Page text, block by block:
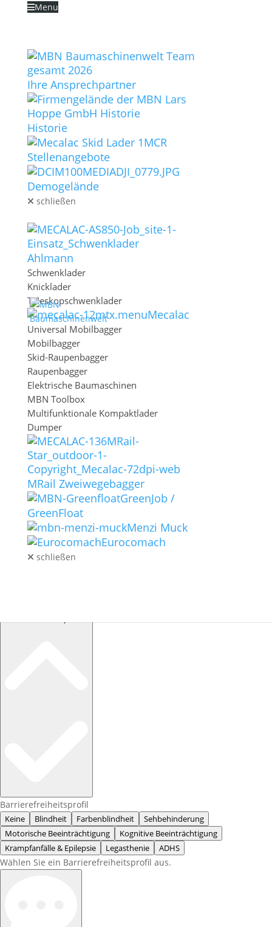
Zum Inhalt überspringen
Schließen Zurücksetzen
Sidebar-Einstellungen
Sidebar-Größe
3 4 5
Sidebar-Position
Rechts
Sidebar ausblenden
Einmal Sitzung
Jetzt ausblenden
Die Sidebar ausblenden, bis die Seite neu
geladen wird.
Barrierefreiheitsprofil
Keine Blindheit Farbenblindheit
Sehbehinderung
Motorische Beeinträchtigung
Kognitive Beeinträchtigung
Krampfanfälle & Epilepsie
Legasthenie ADHS
Wählen Sie ein Barrierefreiheitsprofil aus.
Menu
Ihre Ansprechpartner
Historie
Stellenangebote
Demogelände
schließen
Ahlmann
Schwenklader
Knicklader
Teleskopschwenklader
Mecalac
Universal Mobilbagger
Mobilbagger
Skid-Raupenbagger
Raupenbagger
Elektrische Baumaschinen
MBN Toolbox
Multifunktionale Kompaktlader
Dumper
MRail Zweiwegebagger
GreenJob /
GreenFloat
Menzi Muck
Eurocomach
schließen